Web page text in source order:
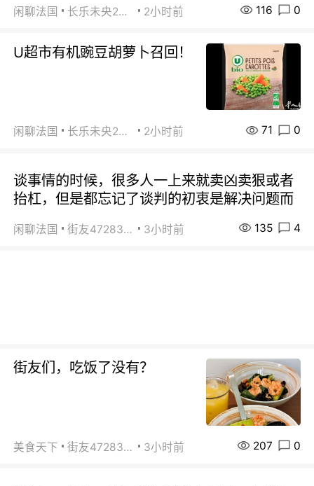
闲聊法国 长乐未央2015 2小时前 116 0
U超市有机豌豆胡萝卜召回！
闲聊法国 长乐未央2015 2小时前 71 0
谈事情的时候，很多人一上来就卖凶卖狠或者
抬杠，但是都忘记了谈判的初衷是解决问题而
闲聊法国 街友472838572 3小时前 135 4
街友们，吃饭了没有？
美食天下 街友472838572 3小时前 207 0